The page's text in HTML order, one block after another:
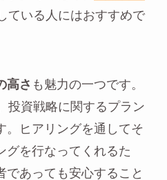
ている人にはおすすめで
高さ も魅力の一つです。
投資戦略に関するプラン
。ヒアリングを通してそ
グを行なってくれるた
であっても安心すること